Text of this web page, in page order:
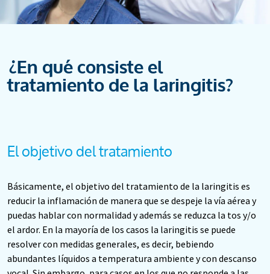
¿En qué consiste el
tratamiento de la laringitis?
El objetivo del tratamiento
Básicamente, el objetivo del tratamiento de la laringitis es
reducir la inflamación de manera que se despeje la vía aérea y
puedas hablar con normalidad y además se reduzca la tos y/o
el ardor. En la mayoría de los casos la laringitis se puede
resolver con medidas generales, es decir, bebiendo
abundantes líquidos a temperatura ambiente y con descanso